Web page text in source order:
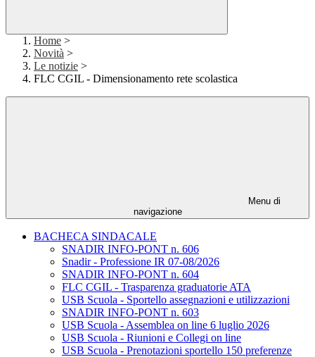
Home >
Novità >
Le notizie >
FLC CGIL - Dimensionamento rete scolastica
Menu di
navigazione
BACHECA SINDACALE
SNADIR INFO-PONT n. 606
Snadir - Professione IR 07-08/2026
SNADIR INFO-PONT n. 604
FLC CGIL - Trasparenza graduatorie ATA
USB Scuola - Sportello assegnazioni e utilizzazioni
SNADIR INFO-PONT n. 603
USB Scuola - Assemblea on line 6 luglio 2026
USB Scuola - Riunioni e Collegi on line
USB Scuola - Prenotazioni sportello 150 preferenze